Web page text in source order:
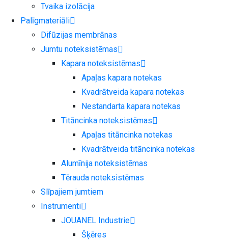
Tvaika izolācija
Palīgmateriāli
Difūzijas membrānas
Jumtu noteksistēmas
Kapara noteksistēmas
Apaļas kapara notekas
Kvadrātveida kapara notekas
Nestandarta kapara notekas
Titāncinka noteksistēmas
Apaļas titāncinka notekas
Kvadrātveida titāncinka notekas
Alumīnija noteksistēmas
Tērauda noteksistēmas
Slīpajiem jumtiem
Instrumenti
JOUANEL Industrie
Šķēres